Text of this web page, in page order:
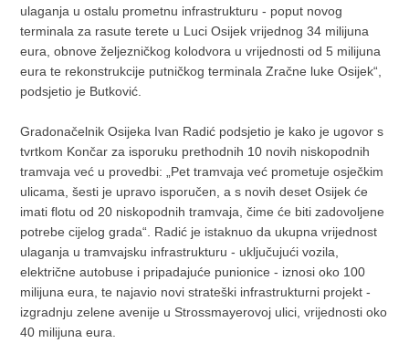
ulaganja u ostalu prometnu infrastrukturu - poput novog
terminala za rasute terete u Luci Osijek vrijednog 34 milijuna
eura, obnove željezničkog kolodvora u vrijednosti od 5 milijuna
eura te rekonstrukcije putničkog terminala Zračne luke Osijek“,
podsjetio je Butković.
Gradonačelnik Osijeka Ivan Radić podsjetio je kako je ugovor s
tvrtkom Končar za isporuku prethodnih 10 novih niskopodnih
tramvaja već u provedbi: „Pet tramvaja već prometuje osječkim
ulicama, šesti je upravo isporučen, a s novih deset Osijek će
imati flotu od 20 niskopodnih tramvaja, čime će biti zadovoljene
potrebe cijelog grada“. Radić je istaknuo da ukupna vrijednost
ulaganja u tramvajsku infrastrukturu - uključujući vozila,
električne autobuse i pripadajuće punionice - iznosi oko 100
milijuna eura, te najavio novi strateški infrastrukturni projekt -
izgradnju zelene avenije u Strossmayerovoj ulici, vrijednosti oko
40 milijuna eura.